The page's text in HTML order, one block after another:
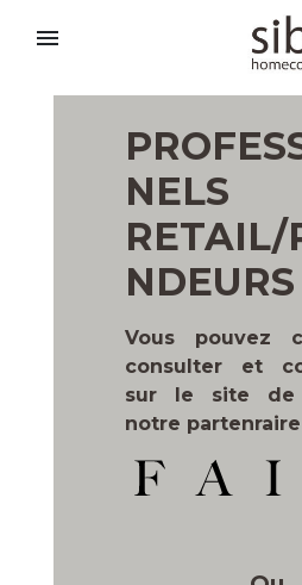

NELS
RETAIL/
NDEURS
Vous pouvez
consulter et
sur le site de
notre partenraire